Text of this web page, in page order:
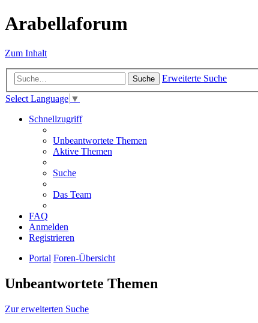
Arabellaforum
Zum Inhalt
Suche
Erweiterte Suche
Select Language ▼
Schnellzugriff
Unbeantwortete Themen
Aktive Themen
Suche
Das Team
FAQ
Anmelden
Registrieren
Portal Foren-Übersicht
Unbeantwortete Themen
Zur erweiterten Suche